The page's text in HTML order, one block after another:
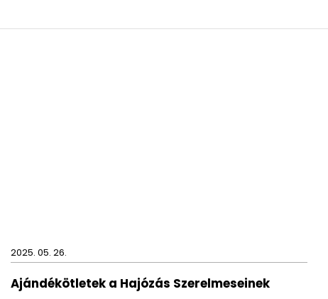
2025. 05. 26.
Ajándékötletek a Hajózás Szerelmeseinek